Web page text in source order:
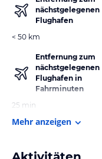
nächstgelegenen
Flughafen
< 50 km
Entfernung zum
nächstgelegenen
Flughafen in
Fahrminuten
25 min
Mehr anzeigen